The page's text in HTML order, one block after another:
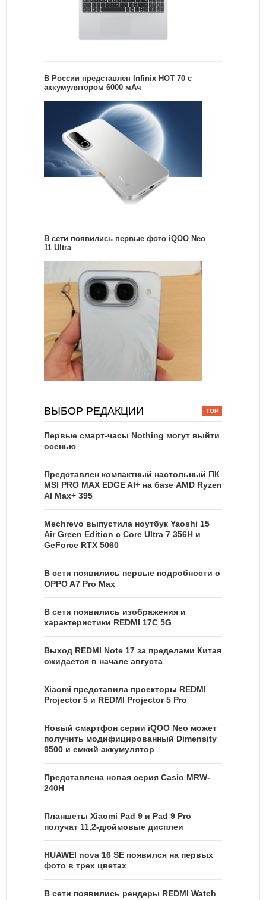
В России представлен Infinix HOT 70 с
аккумулятором 6000 мАч
В сети появились первые фото iQOO Neo
11 Ultra
ВЫБОР РЕДАКЦИИ
Первые смарт-часы Nothing могут выйти
осенью
Представлен компактный настольный ПК
MSI PRO MAX EDGE AI+ на базе AMD Ryzen
AI Max+ 395
Mechrevo выпустила ноутбук Yaoshi 15
Air Green Edition с Core Ultra 7 356H и
GeForce RTX 5060
В сети появились первые подробности о
OPPO A7 Pro Max
В сети появились изображения и
характеристики REDMI 17C 5G
Выход REDMI Note 17 за пределами Китая
ожидается в начале августа
Xiaomi представила проекторы REDMI
Projector 5 и REDMI Projector 5 Pro
Новый смартфон серии iQOO Neo может
получить модифицированный Dimensity
9500 и емкий аккумулятор
Представлена новая серия Casio MRW-
240H
Планшеты Xiaomi Pad 9 и Pad 9 Pro
получат 11,2-дюймовые дисплеи
HUAWEI nova 16 SE появился на первых
фото в трех цветах
В сети появились рендеры REDMI Watch